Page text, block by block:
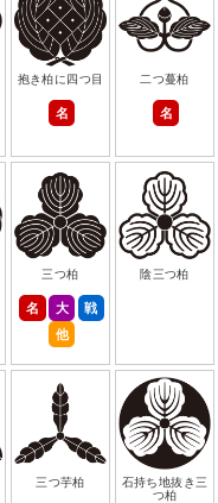
抱き柏に四つ目
名
二つ蔓柏
名
三つ柏
名 大
戦
他
陰三つ柏
三つ芋柏
石持ち地抜き三
つ柏